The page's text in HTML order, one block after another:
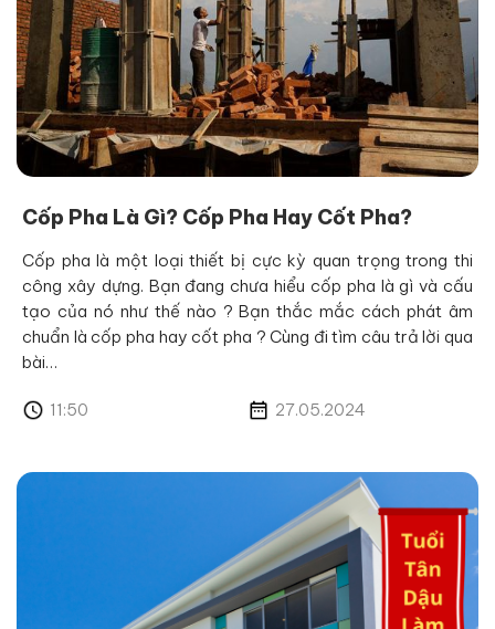
Cốp Pha Là Gì? Cốp Pha Hay Cốt Pha?
Cốp pha là một loại thiết bị cực kỳ quan trọng trong thi
công xây dựng. Bạn đang chưa hiểu cốp pha là gì và cấu
tạo của nó như thế nào ? Bạn thắc mắc cách phát âm
chuẩn là cốp pha hay cốt pha ? Cùng đi tìm câu trả lời qua
bài…
11:50 27.05.2024